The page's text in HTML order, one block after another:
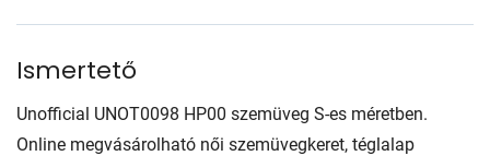
Ismertető
Unofficial UNOT0098 HP00 szemüveg S-es méretben.
Online megvásárolható női szemüvegkeret, téglalap